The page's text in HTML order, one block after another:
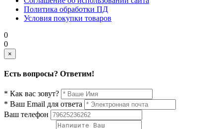
Политика обработки ПД
Условия покупки товаров
0
0
×
Есть вопросы? Ответим!
* Как вас зовут?
* Ваш Email для ответа
Ваш телефон